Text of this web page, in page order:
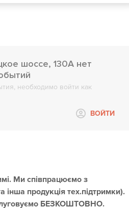
шоссе, 130А нет
необходимо войти как
ВОЙТИ
Ми співпрацюємо з
інша продукція тех.підтримки).
БЕЗКОШТОВНО.